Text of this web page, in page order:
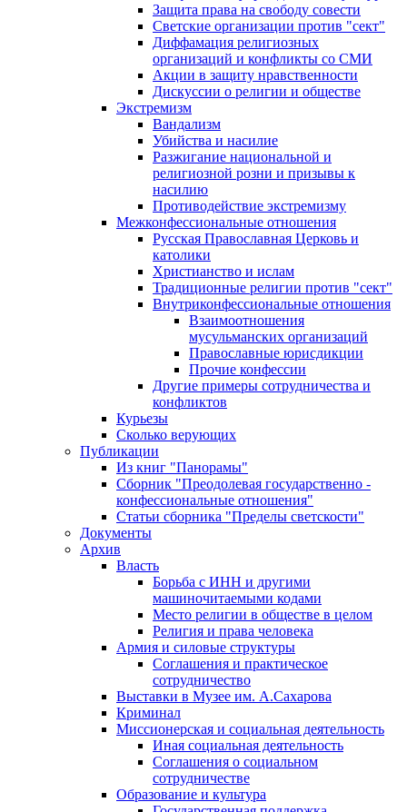
Защита права на свободу совести
Светские организации против "сект"
Диффамация религиозных
организаций и конфликты со СМИ
Акции в защиту нравственности
Дискуссии о религии и обществе
Экстремизм
Вандализм
Убийства и насилие
Разжигание национальной и
религиозной розни и призывы к
насилию
Противодействие экстремизму
Межконфессиональные отношения
Русская Православная Церковь и
католики
Христианство и ислам
Традиционные религии против "сект"
Внутриконфессиональные отношения
Взаимоотношения
мусульманских организаций
Православные юрисдикции
Прочие конфессии
Другие примеры сотрудничества и
конфликтов
Курьезы
Сколько верующих
Публикации
Из книг "Панорамы"
Сборник "Преодолевая государственно -
конфессиональные отношения"
Статьи сборника "Пределы светскости"
Документы
Архив
Власть
Борьба с ИНН и другими
машиночитаемыми кодами
Место религии в обществе в целом
Религия и права человека
Армия и силовые структуры
Соглашения и практическое
сотрудничество
Выставки в Музее им. А.Сахарова
Криминал
Миссионерская и социальная деятельность
Иная социальная деятельность
Соглашения о социальном
сотрудничестве
Образование и культура